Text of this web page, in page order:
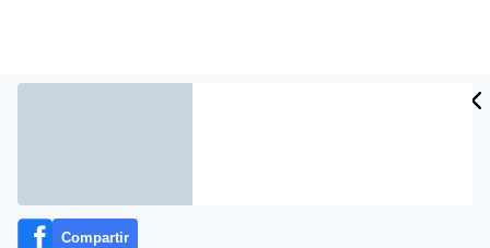
Compartir